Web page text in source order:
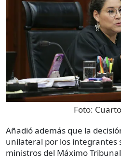
Foto:
Añadió además que la
unilateral por los integrantes
ministros del Máximo